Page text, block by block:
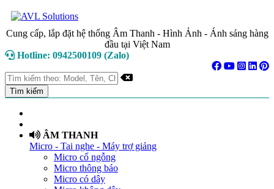
Cung cấp, lắp đặt hệ thống Âm Thanh - Hình Ảnh - Ánh sáng hàng
đầu tại Việt Nam
Hotline: 0942500109 (Zalo)
ÂM THANH
Micro - Tai nghe - Máy trợ giảng
Micro cổ ngỗng
Micro thông báo
Micro có dây